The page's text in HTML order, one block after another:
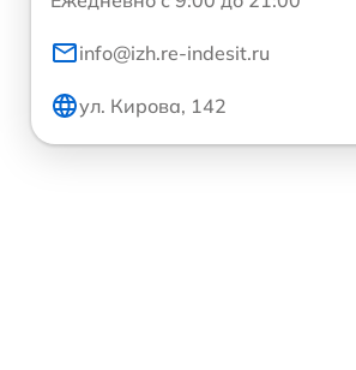
info@izh.re-indesit.ru
ул. Кирова, 142